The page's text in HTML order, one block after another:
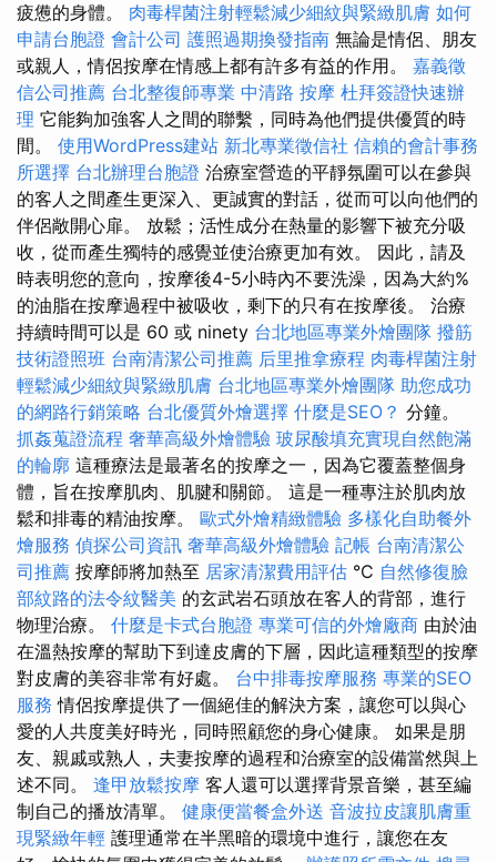
疲憊的身體。 肉毒桿菌注射輕鬆減少細紋與緊緻肌膚 如何
申請台胞證 會計公司 護照過期換發指南 無論是情侶、朋友
或親人，情侶按摩在情感上都有許多有益的作用。 嘉義徵
信公司推薦 台北整復師專業 中清路 按摩 杜拜簽證快速辦
理 它能夠加強客人之間的聯繫，同時為他們提供優質的時
間。 使用WordPress建站 新北專業徵信社 信賴的會計事務
所選擇 台北辦理台胞證 治療室營造的平靜氛圍可以在參與
的客人之間產生更深入、更誠實的對話，從而可以向他們的
伴侶敞開心扉。 放鬆；活性成分在熱量的影響下被充分吸
收，從而產生獨特的感覺並使治療更加有效。 因此，請及
時表明您的意向，按摩後4-5小時內不要洗澡，因為大約%
的油脂在按摩過程中被吸收，剩下的只有在按摩後。 治療
持續時間可以是 60 或 ninety 台北地區專業外燴團隊 撥筋
技術證照班 台南清潔公司推薦 后里推拿療程 肉毒桿菌注射
輕鬆減少細紋與緊緻肌膚 台北地區專業外燴團隊 助您成功
的網路行銷策略 台北優質外燴選擇 什麼是SEO？ 分鐘。
抓姦蒐證流程 奢華高級外燴體驗 玻尿酸填充實現自然飽滿
的輪廓 這種療法是最著名的按摩之一，因為它覆蓋整個身
體，旨在按摩肌肉、肌腱和關節。 這是一種專注於肌肉放
鬆和排毒的精油按摩。 歐式外燴精緻體驗 多樣化自助餐外
燴服務 偵探公司資訊 奢華高級外燴體驗 記帳 台南清潔公
司推薦 按摩師將加熱至 居家清潔費用評估 °C 自然修復臉
部紋路的法令紋醫美 的玄武岩石頭放在客人的背部，進行
物理治療。 什麼是卡式台胞證 專業可信的外燴廠商 由於油
在溫熱按摩的幫助下到達皮膚的下層，因此這種類型的按摩
對皮膚的美容非常有好處。 台中排毒按摩服務 專業的SEO
服務 情侶按摩提供了一個絕佳的解決方案，讓您可以與心
愛的人共度美好時光，同時照顧您的身心健康。 如果是朋
友、親戚或熟人，夫妻按摩的過程和治療室的設備當然與上
述不同。 逢甲放鬆按摩 客人還可以選擇背景音樂，甚至編
制自己的播放清單。 健康便當餐盒外送 音波拉皮讓肌膚重
現緊緻年輕 護理通常在半黑暗的環境中進行，讓您在友